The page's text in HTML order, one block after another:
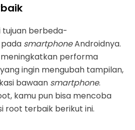
tujuan berbeda-
smartphoneAndroidnya.
performa
ingin mengubah tampilan,
bawaan smartphone.
kamu pun bisa mencoba
root terbaik berikut ini.